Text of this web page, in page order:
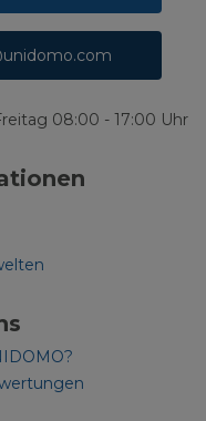
08:00 - 17:00 Uhr